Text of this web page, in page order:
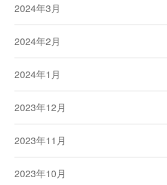
2024年3月
2024年2月
2024年1月
2023年12月
2023年11月
2023年10月